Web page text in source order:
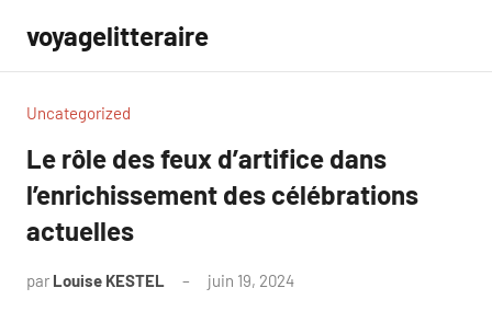
contenu
voyagelitteraire
Uncategorized
Le rôle des feux d’artifice dans
l’enrichissement des célébrations
actuelles
par Louise KESTEL juin 19, 2024